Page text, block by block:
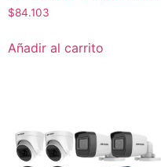
$84.103
Añadir al carrito